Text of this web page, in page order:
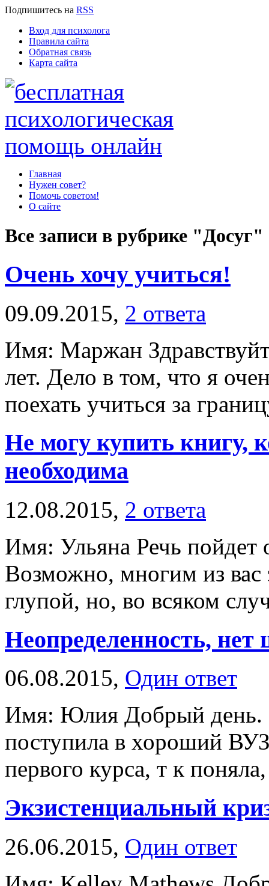
Подпишитесь на RSS
Вход для психолога
Правила сайта
Обратная связь
Карта сайта
Главная
Нужен совет?
Помочь советом!
О сайте
Все записи в рубрике "Досуг"
Очень хочу учиться!
09.09.2015, 2 ответа
Имя: Маржан
лет. Дело в том, что я
поехать учиться за
Не могу купить книгу,
необходима
12.08.2015, 2 ответа
Имя: Ульяна Речь пойдет
Возможно, многим из вас
глупой, но, во всяком
Неопределенность, нет
06.08.2015, Один ответ
Имя: Юлия Добрый день.
поступила в хороший
первого курса, т к
Экзистенциальный
26.06.2015, Один ответ